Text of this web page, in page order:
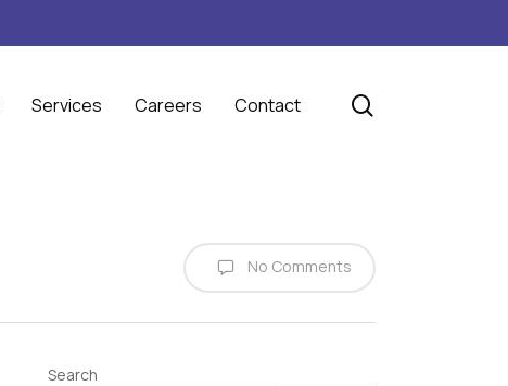
Services Careers Contact
No Comments
Search